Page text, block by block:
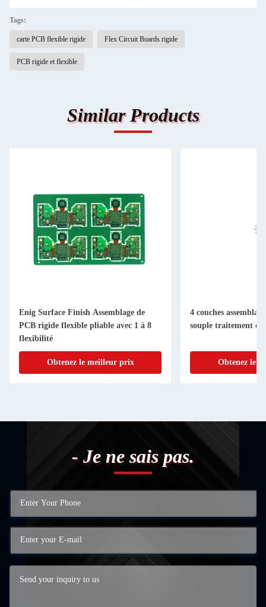
Tags:
carte PCB flexible rigide Flex Circuit Boards rigide
PCB rigide et flexible
Similar Products
Enig Surface Finish Assemblage de
PCB rigide flexible pliable avec 1 à 8
flexibilité
Obtenez le meilleur prix
4 couches
souple traitement
Obtenez le
- Je ne sais pas.